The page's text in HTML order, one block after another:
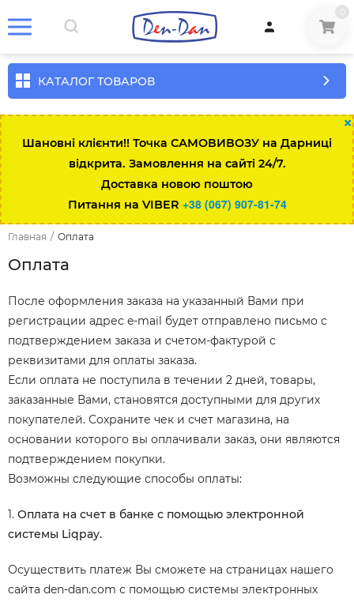
КАТАЛОГ ТОВАРОВ
×
Шановні клієнти!! Точка САМОВИВОЗУ на Дарниці
відкрита. Замовлення на сайті 24/7.
Доставка новою поштою
Питання на VIBER +38 (067) 907-81-74
Главная / Оплата
Оплата
После оформления заказа на указанный Вами при
регистрации адрес e-mail будет отправлено письмо с
подтверждением заказа и счетом-фактурой с
реквизитами для оплаты заказа.
Если оплата не поступила в течении 2 дней, товары,
заказанные Вами, становятся доступными для других
покупателей. Сохраните чек и счет магазина, на
основании которого вы оплачивали заказ, они являются
подтверждением покупки.
Возможны следующие способы оплаты:
1. Оплата на счет в банке с помощью электронной
системы Liqpay.
Осуществить платеж Вы сможете на страницах нашего
сайта den-dan.com с помощью системы электронных